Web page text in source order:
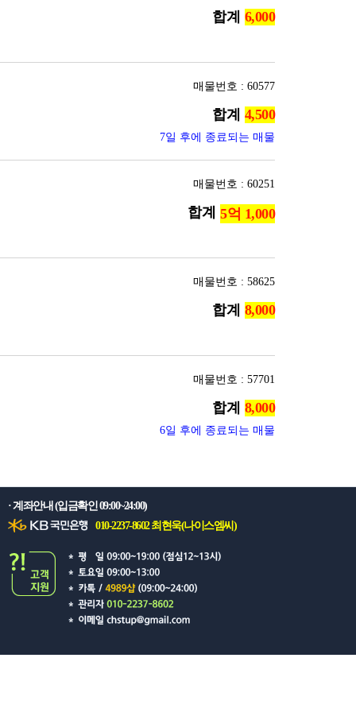
합계
매물번호 : 60577
합계
7일 후에 종료되는 매물
매물번호 : 60251
합계
매물번호 : 58625
합계
매물번호 : 57701
합계
6일 후에 종료되는 매물
· 계좌안내 (입금확인 09:00~24:00)
010-2237-8602 최현욱(나이스엠씨)